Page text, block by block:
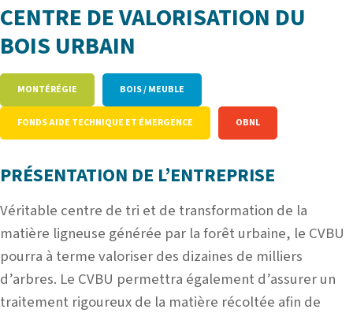
CENTRE DE VALORISATION DU
BOIS URBAIN
MONTÉRÉGIE BOIS / MEUBLE
FONDS AIDE TECHNIQUE ET ÉMERGENCE OBNL
PRÉSENTATION DE L’ENTREPRISE
Véritable centre de tri et de transformation de la
matière ligneuse générée par la forêt urbaine, le CVBU
pourra à terme valoriser des dizaines de milliers
d’arbres. Le CVBU permettra également d’assurer un
traitement rigoureux de la matière récoltée afin de